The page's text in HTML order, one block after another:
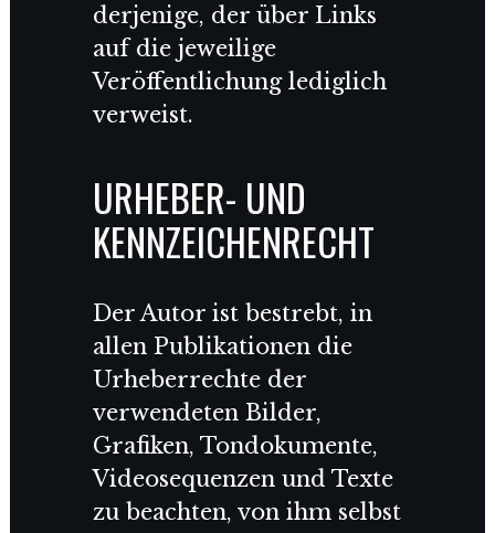
derjenige, der über Links
auf die jeweilige
Veröffentlichung lediglich
verweist.
URHEBER- UND
KENNZEICHENRECHT
Der Autor ist bestrebt, in
allen Publikationen die
Urheberrechte der
verwendeten Bilder,
Grafiken, Tondokumente,
Videosequenzen und Texte
zu beachten, von ihm selbst